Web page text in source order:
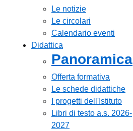
Le notizie
Le circolari
Calendario eventi
Didattica
Panoramica
Offerta formativa
Le schede didattiche
I progetti dell'Istituto
Libri di testo a.s. 2026-
2027